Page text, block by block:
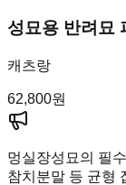
성묘용 반려묘
캐츠랑
62,800원
멍실장성묘의 필
참치분말 등 균형